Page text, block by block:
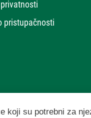
pristupačnosti
koji su potrebni za